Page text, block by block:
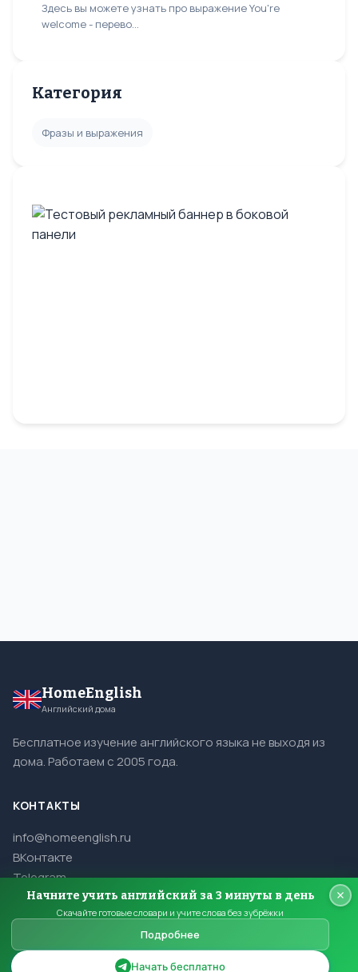
Здесь вы можете узнать про выражение You're
welcome - перево...
Категория
Фразы и выражения
HomeEnglish
Английский дома
Бесплатное изучение английского языка не выходя из
дома. Работаем с 2005 года.
КОНТАКТЫ
info@homeenglish.ru
ВКонтакте
Telegram
© 2005–2026 HomeEnglish. Все права защищены.
Копирование материалов сайта запрещено.
Начните учить английский за 3 минуты в день
Скачайте готовые словари и учите слова без зубрёжки
Подробнее
Начать бесплатно